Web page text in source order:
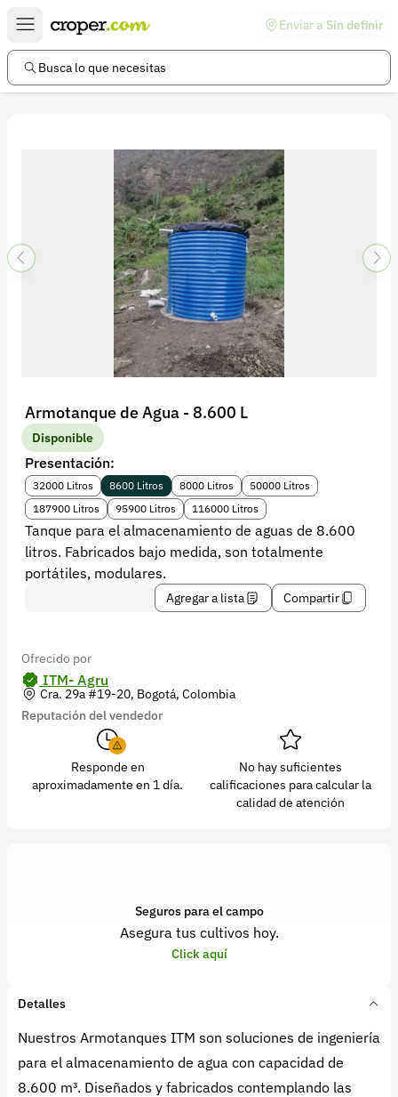
Enviar a Sin definir
Busca lo que necesitas
Armotanque de Agua - 8.600 L
Disponible
Presentación:
32000 Litros 8600 Litros 8000 Litros
50000 Litros
187900 Litros
95900 Litros 116000 Litros
Tanque para el almacenamiento de aguas de 8.600
litros. Fabricados bajo medida, son totalmente
portátiles, modulares.
Agregar a lista Compartir
Ofrecido por
ITM- Agru
Cra. 29a #19-20, Bogotá, Colombia
Reputación del vendedor
Responde en
aproximadamente en 1 día.
No hay suficientes
calificaciones para calcular la
calidad de atención
Seguros para el campo
Asegura tus cultivos hoy.
Click aquí
Detalles
Nuestros Armotanques ITM son soluciones de ingeniería
para el almacenamiento de agua con capacidad de
8.600 m³. Diseñados y fabricados contemplando las
Enlaces de interés
Preguntas frecuentes
Información legal
Términos y condiciones
Política de devoluciones
Política de privacidad
Recuperar contraseña
Contacto
Soporte
+57 323 2931928
contacto@croper.com
© 2026 Croper.com Todos los derechos reservados